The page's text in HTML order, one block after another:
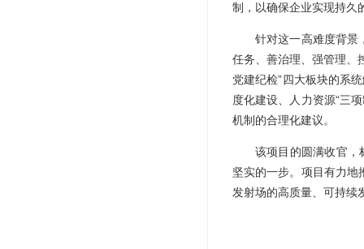
制，以确保企业实现持久
针对这一高难度背景
任务、善治理、强管理、
党建纪检”四大板块的系
度化建设、人力资源“三
机制的合理化建议。
该项目的圆满收官，
坚实的一步。项目有力地
发射场的高质量、可持